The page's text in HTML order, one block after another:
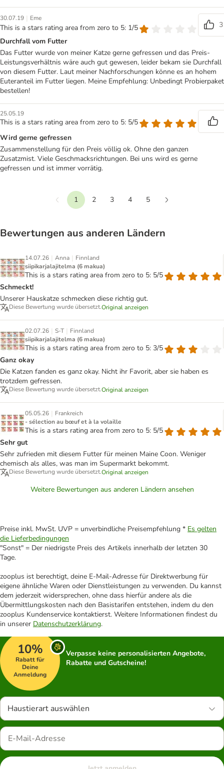
30.07.19 | Eme
This is a stars rating area from zero to 5: 1/5
3
Durchfall vom Futter
Das Futter wurde von meiner Katze gerne gefressen und das Preis-
Leistungsverhältnis wäre auch gut gewesen, leider bekam sie Durchfall
von diesem Futter. Laut meiner Nachforschungen könne es an hohem
Euteranteil im Futter liegen. Meine Empfehlung: Unbedingt Probierpaket
bestellen!
25.05.19
This is a stars rating area from zero to 5: 5/5
Wird gerne gefressen
Zusammenstellung für den Preis völlig ok. Ohne den ganzen
Zusatzmist. Viele Geschmacksrichtungen. Bei uns wird es gerne
gefressen und ist immer vorrätig.
Vorherige
1 2 3 4
5
Bewertungen aus anderen Ländern
14.07.26 | Anna | Finnland
siipikarjalajitelma (6 makua)
This is a stars rating area from zero to 5: 5/5
Schmeckt!
Unserer Hauskatze schmecken diese richtig gut.
Diese Bewertung wurde übersetzt.Original anzeigen
02.07.26 | S-T | Finnland
siipikarjalajitelma (6 makua)
This is a stars rating area from zero to 5: 3/5
Ganz okay
Die Katzen fanden es ganz okay. Nicht ihr Favorit, aber sie haben es
trotzdem gefressen.
Diese Bewertung wurde übersetzt.Original anzeigen
05.05.26 | Frankreich
- sélection au bœuf et à la volaille
This is a stars rating area from zero to 5: 5/5
Sehr gut
Sehr zufrieden mit diesem Futter für meinen Maine Coon. Weniger
chemisch als alles, was man im Supermarkt bekommt.
Diese Bewertung wurde übersetzt.Original anzeigen
Weitere Bewertungen aus anderen Ländern ansehen
Preise inkl. MwSt. UVP = unverbindliche Preisempfehlung * Es gelten
die Lieferbedingungen
"Sonst" = Der niedrigste Preis des Artikels innerhalb der letzten 30
Tage.
zooplus ist berechtigt, deine E-Mail-Adresse für Direktwerbung für
eigene ähnliche Waren oder Dienstleistungen zu verwenden. Du kannst
dem jederzeit widersprechen, ohne dass hierfür andere als die
Übermittlungskosten nach den Basistarifen entstehen, indem du den
zooplus Kundenservice kontaktierst. Weitere Informationen findest du
in unserer Datenschutzerklärung.
10%
Rabatt für
Deine
Anmeldung
Verpasse keine personalisierten Angebote,
Rabatte und Gutscheine!
Haustierart auswählen